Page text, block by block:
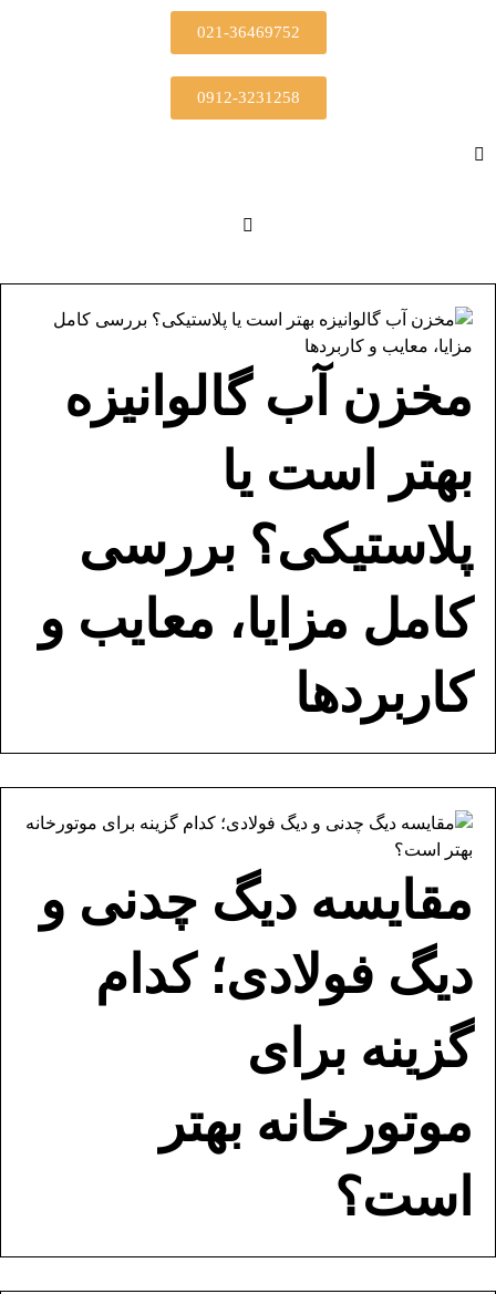
021-36469752
0912-3231258
مخزن آب گالوانیزه
بهتر است یا
پلاستیکی؟ بررسی
کامل مزایا، معایب و
کاربردها
مقایسه دیگ چدنی و
دیگ فولادی؛ کدام
گزینه برای
موتورخانه بهتر
است؟